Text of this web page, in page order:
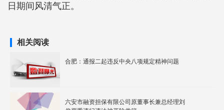
日期间风清气正。
相关阅读
合肥：通报二起违反中央八项规定精神问题
六安市融资担保有限公司原董事长兼总经理刘